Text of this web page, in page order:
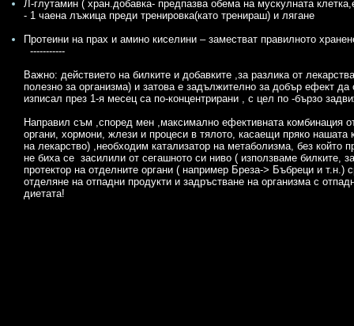
Л-глутамин ( хран.добавка- предпазва обема на мускулната
- 1 чаена лъжица преди тренировка(като тренираш) и лягане
Протеини на прах и амино киселини – заместват правилното
-----------
Важно: действието на билките и добавките ,за разлика от
полезно за организма) и затова е задължително за добър ефект
изписал през 1-я месец са по-концентрирани , с цел по -бързо
Направил съм ,според мен ,максимално ефективната комбинация
органи, хормони, жлези и процеси в тялото, касаещи пряко
на лекарство) ,необходим катализатор на метаболизма, без който
не биха се засилили от сегашното си ниво ( използваме билките,
протектор на отделните органи ( например Бреза-> Бъбреци и
отделяне на отпадни продукти и задръстване на организма с
диетата!